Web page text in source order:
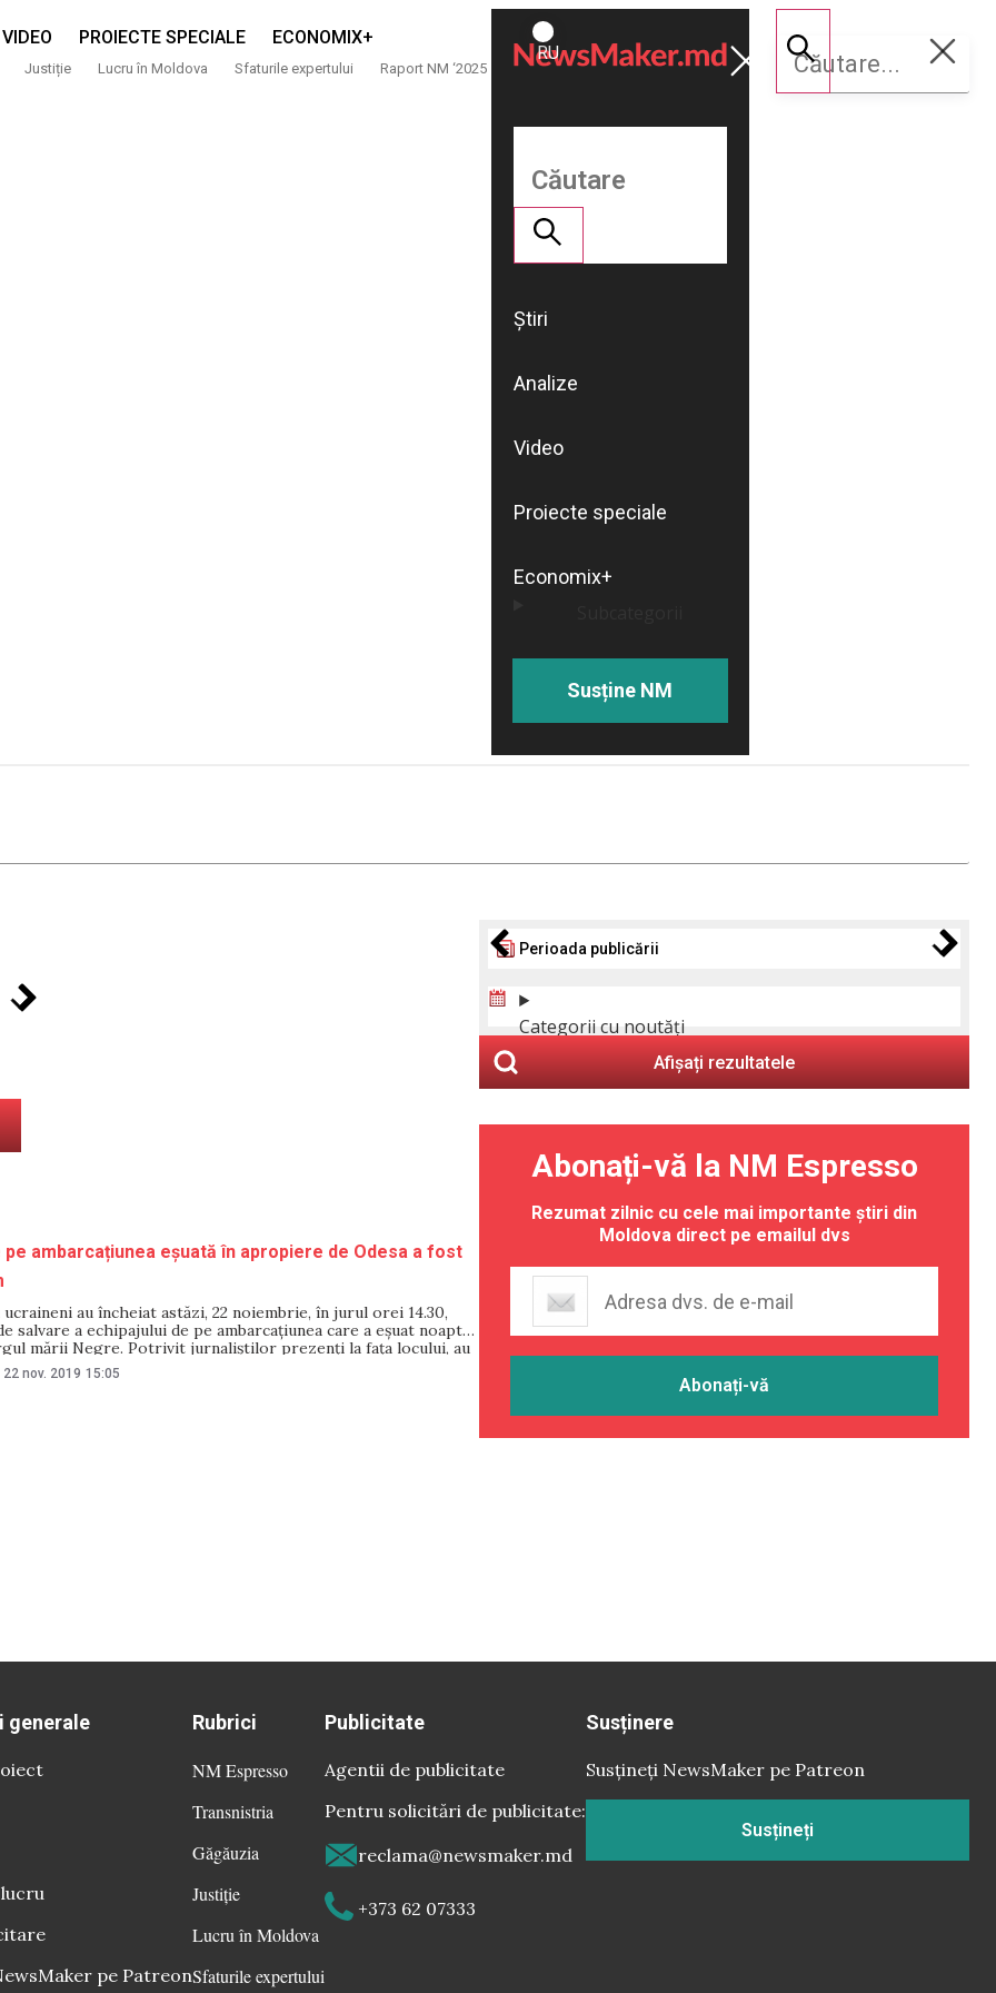
VIDEO PROIECTE SPECIALE ECONOMIX+
Justiție Lucru în Moldova Sfaturile expertului Raport NM ‘2025
ROMÂNĂ
RU
Susține
NM
Știri
Analize
Video
Proiecte speciale
Economix+
Susține NM
pe ambarcațiunea eșuată în apropiere de Odesa a fost
au încheiat astăzi, 22 noiembrie, în jurul orei 14.30,
salvare a echipajului de pe ambarcațiunea care a eșuat noaptea
mării Negre. Potrivit jurnaliștilor prezenți la fața locului, au
țărm trei persoane. Membrii echipajului care au ajuns la țărm
22 nov. 2019 15:05
Perioada publicării
Categorii cu noutăți
Afișați rezultatele
Abonați-vă la NM Espresso
Rezumat zilnic cu cele mai importante știri din
Moldova direct pe emailul dvs
generale
pe Patreon
Rubrici
NM Espresso
Transnistria
Găgăuzia
Justiție
Lucru în Moldova
Sfaturile expertului
Publicitate
Agentii de publicitate
Pentru solicitări de publicitate:
reclama@newsmaker.md
+373 62 07333
Susținere
Susțineți NewsMaker pe Patreon
Susțineți